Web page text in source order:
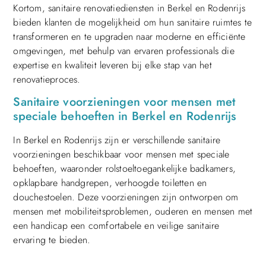
Kortom, sanitaire renovatiediensten in Berkel en Rodenrijs
bieden klanten de mogelijkheid om hun sanitaire ruimtes te
transformeren en te upgraden naar moderne en efficiënte
omgevingen, met behulp van ervaren professionals die
expertise en kwaliteit leveren bij elke stap van het
renovatieproces.
Sanitaire voorzieningen voor mensen met
speciale behoeften in Berkel en Rodenrijs
In Berkel en Rodenrijs zijn er verschillende sanitaire
voorzieningen beschikbaar voor mensen met speciale
behoeften, waaronder rolstoeltoegankelijke badkamers,
opklapbare handgrepen, verhoogde toiletten en
douchestoelen. Deze voorzieningen zijn ontworpen om
mensen met mobiliteitsproblemen, ouderen en mensen met
een handicap een comfortabele en veilige sanitaire
ervaring te bieden.